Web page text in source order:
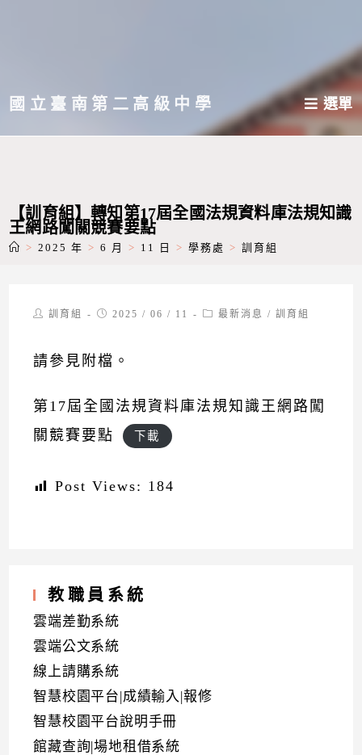
主國立臺南第二高級中學 選單
【訓育組】轉知第17屆全國法規資料庫法規知識
王網路闖關競賽要點
> 2025 年 > 6 月 > 11 日 > 學務處 > 訓育組
Post訓育組
Post2025 / 06 / 11
Post最新消息 / 訓育組
請參見附檔。
第17屆全國法規資料庫法規知識王網路闖
關競賽要點
下載
Post Views: 184
教職員系統
雲端差勤系統
雲端公文系統
線上請購系統
智慧校園平台|成績輸入|報修
智慧校園平台說明手冊
館藏查詢|場地租借系統